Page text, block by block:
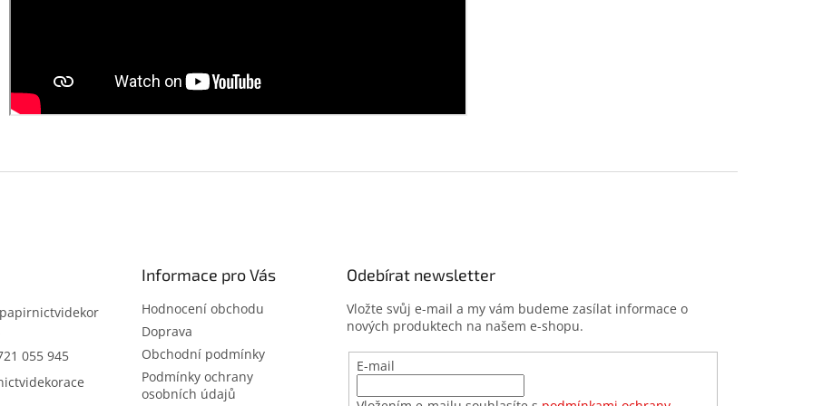
papirnictvidekor
055 945
Informace pro Vás
Hodnocení obchodu
Doprava
Obchodní podmínky
Podmínky ochrany
osobních údajů
Odebírat newsletter
Vložte svůj e-mail a my vám budeme zasílat informace o
nových produktech na našem e-shopu.
E-mail